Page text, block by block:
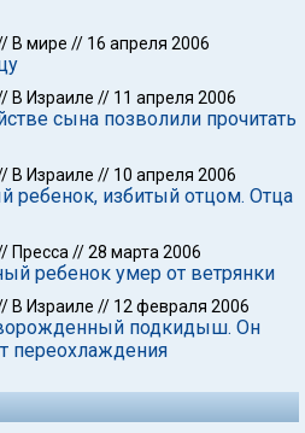
В мире // 16 апреля 2006
В Израиле // 11 апреля 2006
сына позволили прочитать
В Израиле // 10 апреля 2006
ребенок, избитый отцом. Отца
Пресса //28 марта 2006
ребенок умер от ветрянки
В Израиле // 12 февраля 2006
подкидыш. Он
переохлаждения